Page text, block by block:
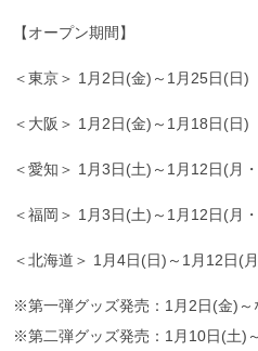
【オープン期間】
＜東京＞ 1月2日(金)～1月25日(日)
＜大阪＞ 1月2日(金)～1月18日(日)
＜愛知＞ 1月3日(土)～1月12日(月
＜福岡＞ 1月3日(土)～1月12日(月
＜北海道＞ 1月4日(日)～1月12日(
※第一弾グッズ発売：1月2日(金)～
※第二弾グッズ発売：1月10日(土)